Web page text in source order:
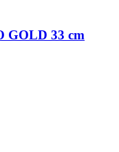
GOLD 33 cm